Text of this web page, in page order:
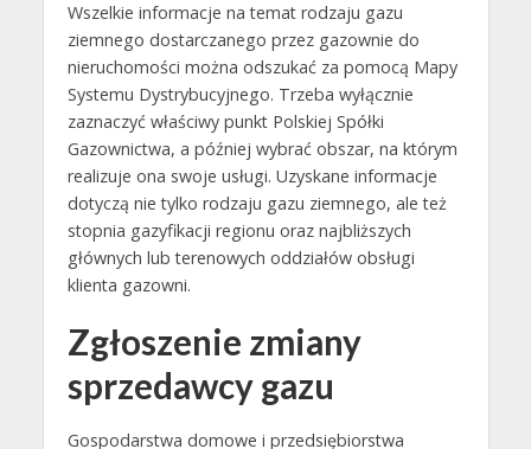
Wszelkie informacje na temat rodzaju gazu
ziemnego dostarczanego przez gazownie do
nieruchomości można odszukać za pomocą Mapy
Systemu Dystrybucyjnego. Trzeba wyłącznie
zaznaczyć właściwy punkt Polskiej Spółki
Gazownictwa, a później wybrać obszar, na którym
realizuje ona swoje usługi. Uzyskane informacje
dotyczą nie tylko rodzaju gazu ziemnego, ale też
stopnia gazyfikacji regionu oraz najbliższych
głównych lub terenowych oddziałów obsługi
klienta gazowni.
Zgłoszenie zmiany
sprzedawcy gazu
Gospodarstwa domowe i przedsiębiorstwa